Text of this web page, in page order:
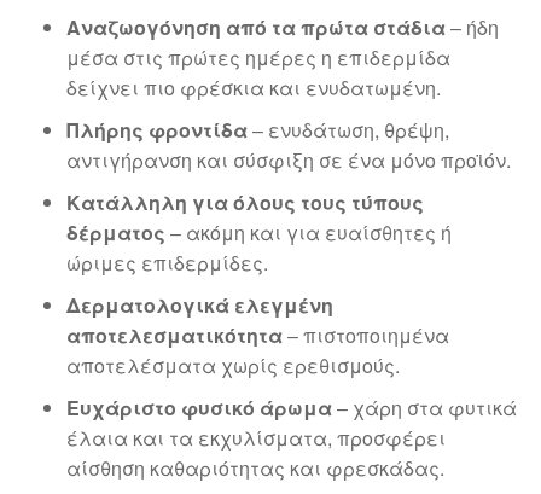
Αναζωογόνηση από τα πρώτα στάδια– ήδη
μέσα στις πρώτες ημέρες η επιδερμίδα
δείχνει πιο φρέσκια και ενυδατωμένη.
Πλήρης φροντίδα– ενυδάτωση, θρέψη,
αντιγήρανση και σύσφιξη σε ένα μόνο προϊόν.
Κατάλληλη για όλους τους τύπους
δέρματος – ακόμη και για ευαίσθητες ή
ώριμες επιδερμίδες.
Δερματολογικά ελεγμένη
αποτελεσματικότητα– πιστοποιημένα
αποτελέσματα χωρίς ερεθισμούς.
Ευχάριστο φυσικό άρωμα– χάρη στα φυτικά
έλαια και τα εκχυλίσματα, προσφέρει
αίσθηση καθαριότητας και φρεσκάδας.